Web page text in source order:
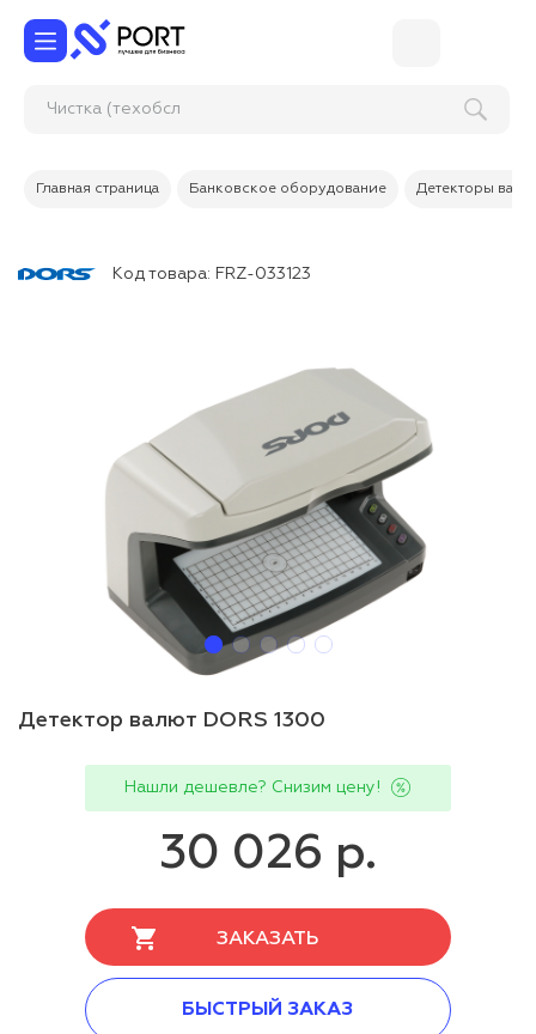
Чистка (
Главная страница Банковское оборудование Детекторы
Код товара: FRZ-033123
Детектор валют DORS 1300
Нашли дешевле? Снизим цену!
30 026 р.
ЗАКАЗАТЬ
БЫСТРЫЙ ЗАКАЗ